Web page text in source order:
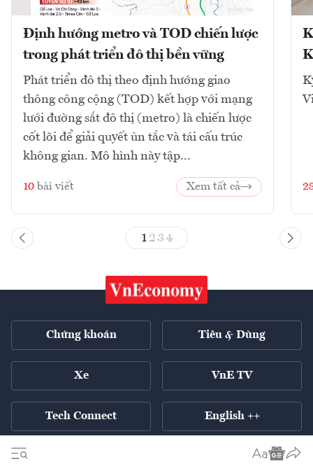
Định hướng metro và TOD chiến lược
trong phát triển đô thị bền vững
Phát triển đô thị theo định hướng giao
thông công cộng (TOD) kết hợp với mạng
lưới đường sắt đô thị (metro) là chiến lược
cốt lõi để giải quyết ùn tắc và tái cấu trúc
không gian. Mô hình này tập...
10 bài viết Xem tất cả
1 23 4
Chứng khoán Tiêu & Dùng
Xe VnE TV
Tech Connect English ++